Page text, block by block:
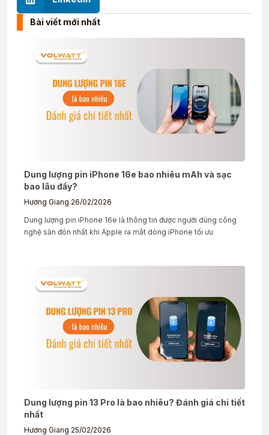
Bài viết mới nhất
Dung lượng pin iPhone 16e bao nhiêu mAh và sạc
bao lâu đầy?
Hương Giang 26/02/2026
Dung lượng pin iPhone 16e là thông tin được người dùng công
nghệ săn đón nhất khi Apple ra mắt dòng iPhone tối ưu
Dung lượng pin 13 Pro là bao nhiêu? Đánh giá chi tiết
nhất
Hương Giang 25/02/2026